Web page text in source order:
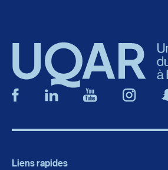
Liens rapides